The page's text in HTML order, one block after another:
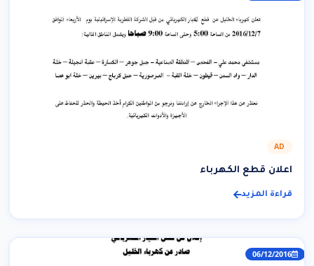
AD
اعلان قطع الكهرباء
قراءة المزيد
06/12/2016